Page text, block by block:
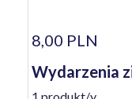
8,00 PLN
Wydarzenia